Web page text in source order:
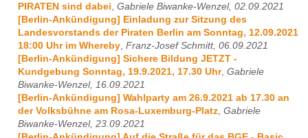
PIRATEN sind dabei, Gabriele Biwanke-Wenzel, 02.09.2021
[Berlin-Ankündigung] Einladung zur Sitzung des
Landesvorstands der Piraten Berlin am Sonntag, 12.09.2021
18:00 Uhr im Whereby, Franz-Josef Schmitt, 06.09.2021
[Berlin-Ankündigung] Sichere Bildung JETZT -
Kundgebung Sonntag, 19.9.2021, 17.30 Uhr, Gabriele
Biwanke-Wenzel, 16.09.2021
[Berlin-Ankündigung] Wahlparty am 26.9.2021 ab 17.30 an
der Volksbühne am Rosa-Luxemburg-Platz, Gabriele
Biwanke-Wenzel, 23.09.2021